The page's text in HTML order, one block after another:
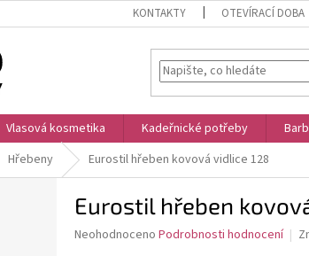
KONTAKTY OTEVÍRACÍ DOBA
Vlasová kosmetika Kadeřnické potřeby
Hřebeny Eurostil hřeben kovová vidlice 128
Eurostil hřeben
Průměrné
Neohodnoceno Podrobnosti hodnocení